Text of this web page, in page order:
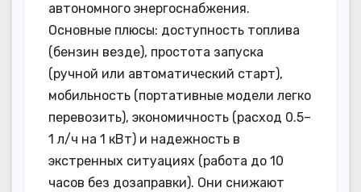
автономного энергоснабжения.
Основные плюсы: доступность топлива
(бензин везде), простота запуска
(ручной или автоматический старт),
мобильность (портативные модели легко
перевозить), экономичность (расход 0.5–
1 л/ч на 1 кВт) и надежность в
экстренных ситуациях (работа до 10
часов без дозаправки). Они снижают